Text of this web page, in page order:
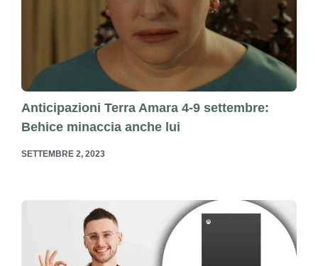
Anticipazioni Terra Amara 4-9 settembre:
Behice minaccia anche lui
SETTEMBRE 2, 2023